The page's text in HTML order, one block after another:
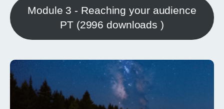
Module 3 - Reaching your audience
PT (2996 downloads )